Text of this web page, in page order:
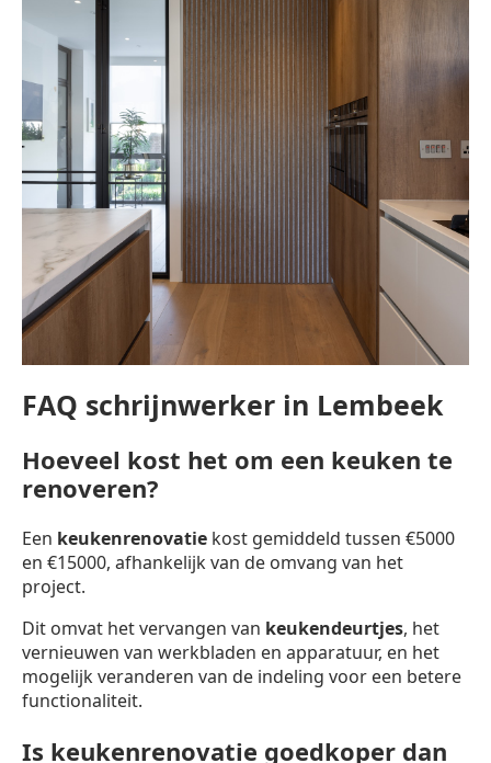
FAQ schrijnwerker in Lembeek
Hoeveel kost het om een keuken te
renoveren?
Een keukenrenovatie kost gemiddeld tussen €5000
en €15000, afhankelijk van de omvang van het
project.
Dit omvat het vervangen van keukendeurtjes, het
vernieuwen van werkbladen en apparatuur, en het
mogelijk veranderen van de indeling voor een betere
functionaliteit.
Is keukenrenovatie goedkoper dan